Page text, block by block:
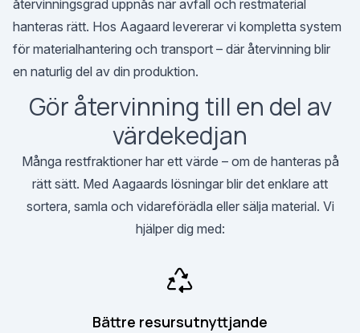
återvinningsgrad uppnås när avfall och restmaterial
hanteras rätt. Hos Aagaard levererar vi kompletta system
för materialhantering och transport – där återvinning blir
en naturlig del av din produktion.
Gör återvinning till en del av
värdekedjan
Många restfraktioner har ett värde – om de hanteras på
rätt sätt. Med Aagaards lösningar blir det enklare att
sortera, samla och vidareförädla eller sälja material. Vi
hjälper dig med:
Bättre resursutnyttjande